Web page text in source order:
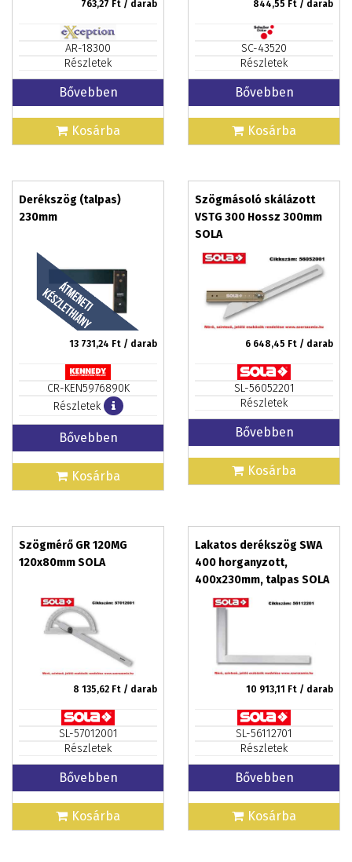
763,27 Ft / darab
AR-18300
Részletek
Bővebben
Kosárba
844,55 Ft / darab
SC-43520
Részletek
Bővebben
Kosárba
Derékszög (talpas)
230mm
13 731,24 Ft / darab
CR-KEN5976890K
Részletek
Bővebben
Kosárba
Szögmásoló skálázott
VSTG 300 Hossz 300mm
SOLA
6 648,45 Ft / darab
SL-56052201
Részletek
Bővebben
Kosárba
Szögmérő GR 120MG
120x80mm SOLA
8 135,62 Ft / darab
SL-57012001
Részletek
Bővebben
Kosárba
Lakatos derékszög SWA
400 horganyzott,
400x230mm, talpas SOLA
10 913,11 Ft / darab
SL-56112701
Részletek
Bővebben
Kosárba